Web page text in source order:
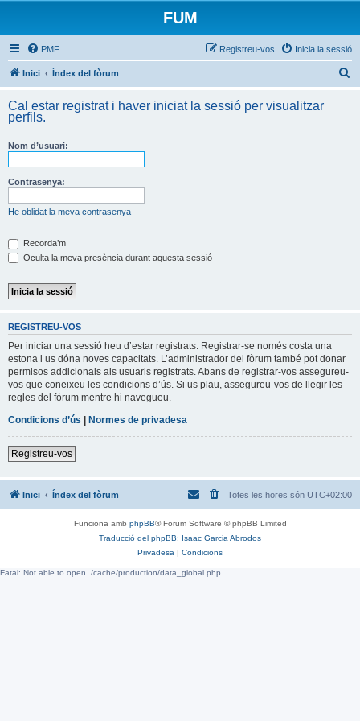
FUM
PMF Inicia la sessió
Registreu-vos
Inici Índex del fòrum
c
Cal estar registrat i haver iniciat la sessió per visualitzar
perfils.
Nom d’usuari:
Contrasenya:
He oblidat la meva contrasenya
Recorda’m
Oculta la meva presència durant aquesta sessió
REGISTREU-VOS
Per iniciar una sessió heu d’estar registrats. Registrar-se només costa una
estona i us dóna noves capacitats. L’administrador del fòrum també pot donar
permisos addicionals als usuaris registrats. Abans de registrar-vos assegureu-
vos que coneixeu les condicions d’ús. Si us plau, assegureu-vos de llegir les
regles del fòrum mentre hi navegueu.
Condicions d’ús | Normes de privadesa
Registreu-vos
Inici Índex del fòrum Totes les hores són UTC+02:00
Funciona amb phpBB® Forum Software © phpBB Limited
Traducció del phpBB: Isaac Garcia Abrodos
Privadesa | Condicions
Fatal: Not able to open ./cache/production/data_global.php